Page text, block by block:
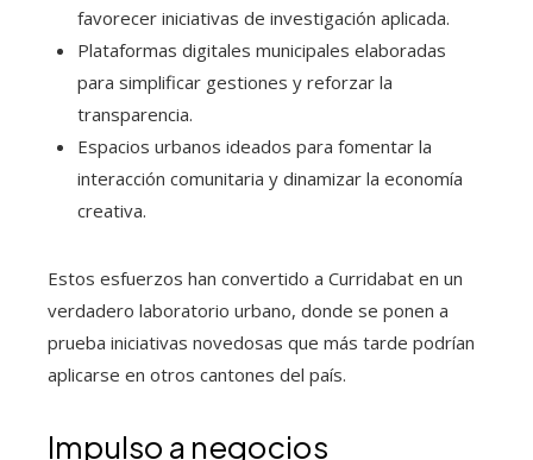
favorecer iniciativas de investigación aplicada.
Plataformas digitales municipales elaboradas
para simplificar gestiones y reforzar la
transparencia.
Espacios urbanos ideados para fomentar la
interacción comunitaria y dinamizar la economía
creativa.
Estos esfuerzos han convertido a Curridabat en un
verdadero laboratorio urbano, donde se ponen a
prueba iniciativas novedosas que más tarde podrían
aplicarse en otros cantones del país.
Impulso a negocios